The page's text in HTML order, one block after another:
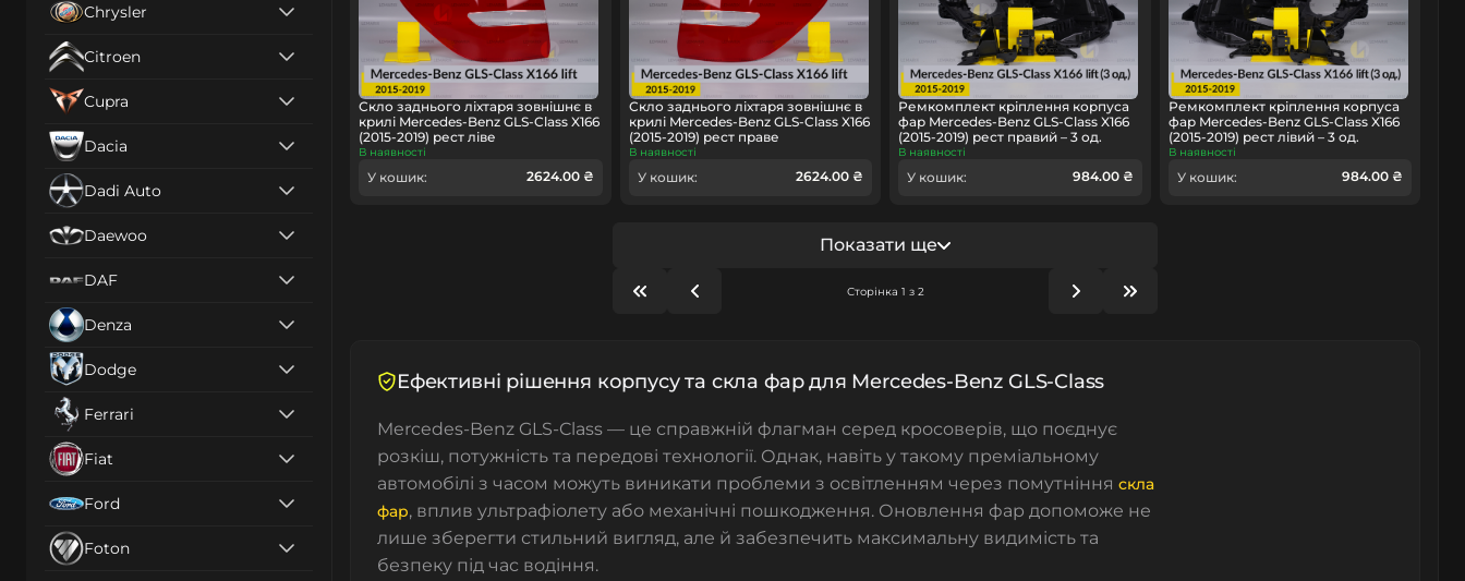
Chrysler
Citroen
Cupra
Dacia
Dadi Auto
Daewoo
DAF
Denza
Dodge
Ferrari
Fiat
Ford
Foton
Скло заднього ліхтаря зовнішнє в
крилі Mercedes-Benz GLS-Class X166
(2015-2019) рест ліве
В наявності
У кошик: 2624.00 ₴
Скло заднього ліхтаря зовнішнє в
крилі Mercedes-Benz GLS-Class X166
(2015-2019) рест праве
В наявності
У кошик: 2624.00 ₴
Ремкомплект кріплення корпуса
фар Mercedes-Benz GLS-Class X166
(2015-2019) рест правий – 3 од.
В наявності
У кошик: 984.00 ₴
Ремкомплект кріплення корпуса
фар Mercedes-Benz GLS-Class X166
(2015-2019) рест лівий – 3 од.
В наявності
У кошик: 984.00 ₴
Показати ще
Сторінка 1 з 2
Ефективні рішення корпусу та скла фар для Mercedes-Benz GLS-Class
Mercedes-Benz GLS-Class — це справжній флагман серед кросоверів, що поєднує
розкіш, потужність та передові технології. Однак, навіть у такому преміальному
автомобілі з часом можуть виникати проблеми з освітленням через помутніння скла
фар, вплив ультрафіолету або механічні пошкодження. Оновлення фар допоможе не
лише зберегти стильний вигляд, але й забезпечить максимальну видимість та
безпеку під час водіння.